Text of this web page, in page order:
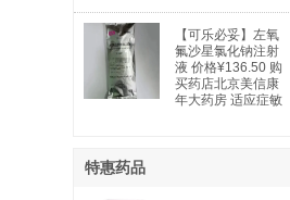
发作；复杂部分性
发作；部分继发全
身性发作。躁狂
症：用于治疗与双
相情感障碍相关的
躁狂发作。
药 实体瘤
【可乐必妥】左氧
氟沙星氯化钠注射
液 价格¥136.50 购
买药店北京美信康
年大药房 适应症敏
特惠药品